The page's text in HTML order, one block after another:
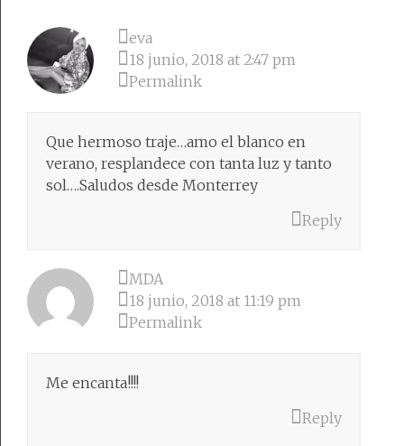
eva
18 junio, 2018 at 2:47 pm
Permalink
Que hermoso traje…amo el blanco en
verano, resplandece con tanta luz y tanto
sol….Saludos desde Monterrey
Reply
MDA
18 junio, 2018 at 11:19 pm
Permalink
Me encanta!!!!
Reply